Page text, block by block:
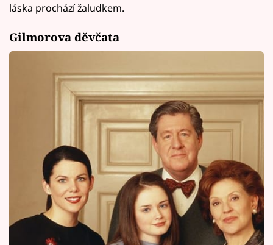
láska prochází žaludkem.
Gilmorova děvčata